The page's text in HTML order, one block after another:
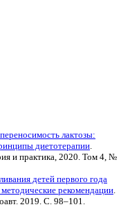
лактозы:
диетотерапии
и практика, 2020. Том 4, №
детей первого года
рекомендации
2019. С. 98–101.